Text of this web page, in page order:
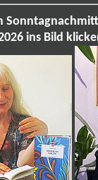
ins Bild